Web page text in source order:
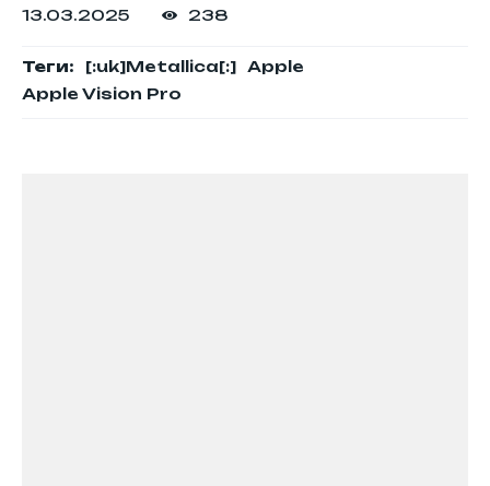
13.03.2025 238
Теги: [:uk]Metallica[:] Apple
Apple Vision Pro